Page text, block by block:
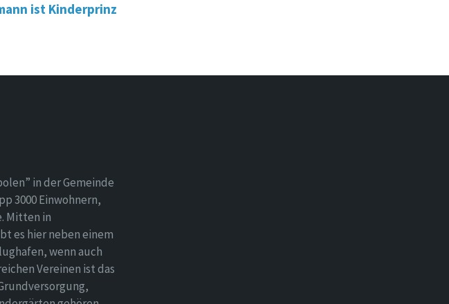
ist Kinderprinz
in der Gemeinde
3000 Einwohnern,
Mitten in
es hier neben einem
wenn auch
Vereinen ist das